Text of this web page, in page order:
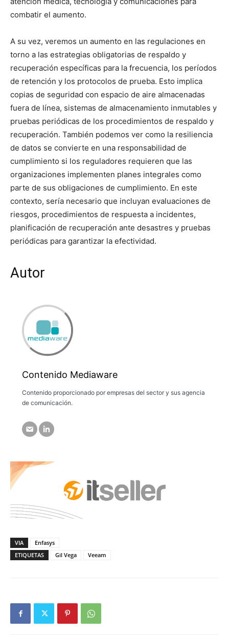
combatir el aumento.
A su vez, veremos un aumento en las regulaciones en
torno a las estrategias obligatorias de respaldo y
recuperación específicas para la frecuencia, los períodos
de retención y los protocolos de prueba. Esto implica
copias de seguridad con espacio de aire almacenadas
fuera de línea, sistemas de almacenamiento inmutables y
pruebas periódicas de los procedimientos de respaldo y
recuperación. También podemos ver como la resiliencia
de datos se convierte en una responsabilidad de
cumplimiento si los reguladores requieren que las
organizaciones implementen planes integrales como
parte de sus obligaciones de cumplimiento. En este
contexto, sería necesario que incluyan evaluaciones de
riesgos, procedimientos de respuesta a incidentes,
planificación de recuperación ante desastres y pruebas
periódicas para garantizar la efectividad.
Autor
Contenido Mediaware
Contenido proporcionado por empresas del sector y sus agencia
de comunicación.
VIA
Enfasys
ETIQUETAS
Gil Vega Veeam